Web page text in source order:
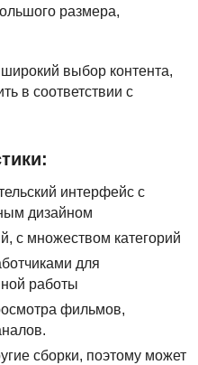
размера,
выбор контента,
в соответствии с
интерфейс с
дизайном
с множеством категорий
для
работы
фильмов,
сборки, поэтому может